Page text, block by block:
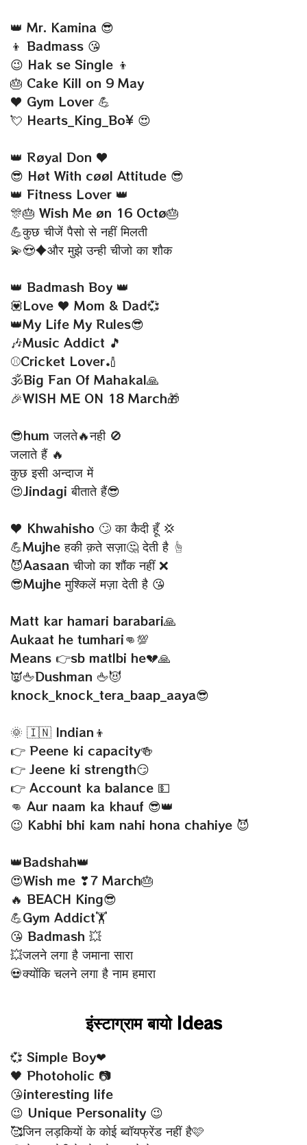
👑 Mr. Kamina 😎
👦 Badmass 😘
😉 Hak se Single 👦
🎂 Cake Kill on 9 May
♥ Gym Lover 💪
💘 Hearts_King_Bo¥ 😍
👑 Røyal Don ♥
😎 Høt With cøøl Attitude 😎
👑 Fitness Lover 👑
🎊🎂 Wish Me øn 16 Octø🎂
💪कुछ चीजें पैसो से नहीं मिलती
💫😍♦और मुझे उन्ही चीजो का शौक
👑 Badmash Boy 👑
💟Love ♥ Mom & Dad💞
👑My Life My Rules😎
🎶Music Addict 🎵
⚾Cricket Lover🏏
🕉Big Fan Of Mahakal🙏
🎉WISH ME ON 18 March🎁
😎hum जलते🔥नही 🚫
जलाते हैं 🔥
कुछ इसी अन्दाज में
😍Jindagi बीताते हैं😎
♥ Khwahisho 🙄 का कैदी हूँ 💢
💪Mujhe हकी क़ते सज़ा🤔 देती है ☝
😈Aasaan चीजो का शौंक नहीं ❌
😎Mujhe मुश्किलें मज़ा देती है 😘
Matt kar hamari barabari🙏
Aukaat he tumhari👊💯
Means 👉sb matlbi he💔🙏
👿🖕Dushman 🖕😈
knock_knock_tera_baap_aaya😎
🌞 🇮🇳 Indian👦
👉 Peene ki capacity🍻
👉 Jeene ki strength😏
👉 Account ka balance 💵
👊 Aur naam ka khauf 😎👑
😉 Kabhi bhi kam nahi hona chahiye 😈
👑Badshah👑
😍Wish me ❣7 March🎂
🔥 BEACH King😎
💪Gym Addict🏋
😘 Badmash 💥
💥जलने लगा है जमाना सारा
💀क्योंकि चलने लगा है नाम हमारा
इंस्टाग्राम बायो Ideas
💞 Simple Boy❤
🖤 Photoholic 📷
😘interesting life
😉 Unique Personality 😉
🥰जिन लड़कियों के कोई ब्वॉयफ्रेंड नहीं है🩷